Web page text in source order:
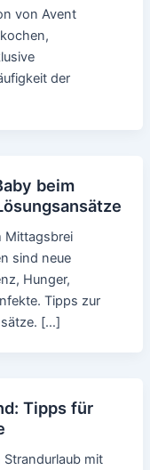
von Avent
der
beim
Mittagsbrei
sind neue
Hunger,
Tipps zur
[…]
Tipps für
mit